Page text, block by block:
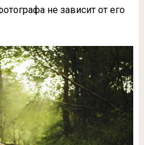
не зависит от его